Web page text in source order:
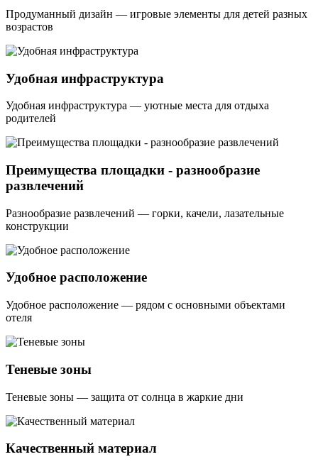
Продуманный дизайн — игровые элементы для детей разных
возрастов
Удобная инфраструктура
Удобная инфраструктура — уютные места для отдыха
родителей
Преимущества площадки - разнообразие
развлечений
Разнообразие развлечений — горки, качели, лазательные
конструкции
Удобное расположение
Удобное расположение — рядом с основными объектами
отеля
Теневые зоны
Теневые зоны — защита от солнца в жаркие дни
Качественный материал